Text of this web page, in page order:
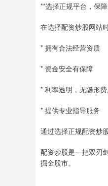
**选择正规平台，保
在选择配资炒股网站
* 拥有合法经营资质
* 资金安全有保障
* 利率透明，无隐形
* 提供专业指导服务
通过选择正规配资炒
配资炒股是一把双刃
掘金股市。